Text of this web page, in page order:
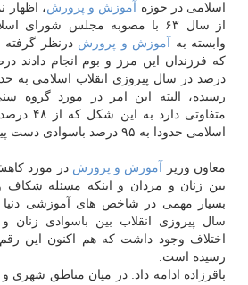
اسلامی در حوزه
آموزش و پرورش، اظهار
از سال ۶۳ با مصوبه مجلس
وابسته به
آموزش و پرورش درنظر گرفته
متفاوتی
اسلامی حدودا به ۹۵ درصد باسوادی دست پیدا كرده است.
معاون وزیر آموزش و پرورش در مورد
بین زنان و مردان و اینكه مسئله
بسیار مهمی در شاخص های آموزشی
رسیده است.